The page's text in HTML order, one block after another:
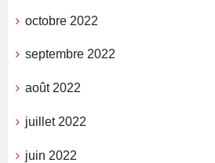
octobre 2022
septembre 2022
août 2022
juillet 2022
juin 2022